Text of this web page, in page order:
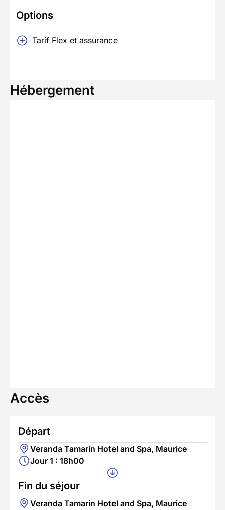
Options
Tarif Flex et assurance
Hébergement
Accès
Départ
Veranda Tamarin Hotel and Spa, Maurice
Jour 1 : 18h00
Fin du séjour
Veranda Tamarin Hotel and Spa, Maurice